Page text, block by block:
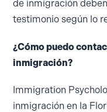
de inmigración
testimonio según lo
¿Cómo puedo
inmigración?
Immigration
inmigración en la